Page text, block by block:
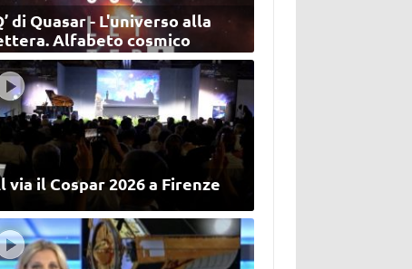
di Quasar - L'universo alla
Alfabeto cosmico
via il Cospar 2026 a Firenze